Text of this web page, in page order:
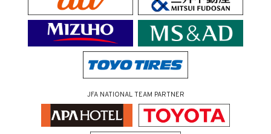
JFA NATIONAL TEAM PARTNER